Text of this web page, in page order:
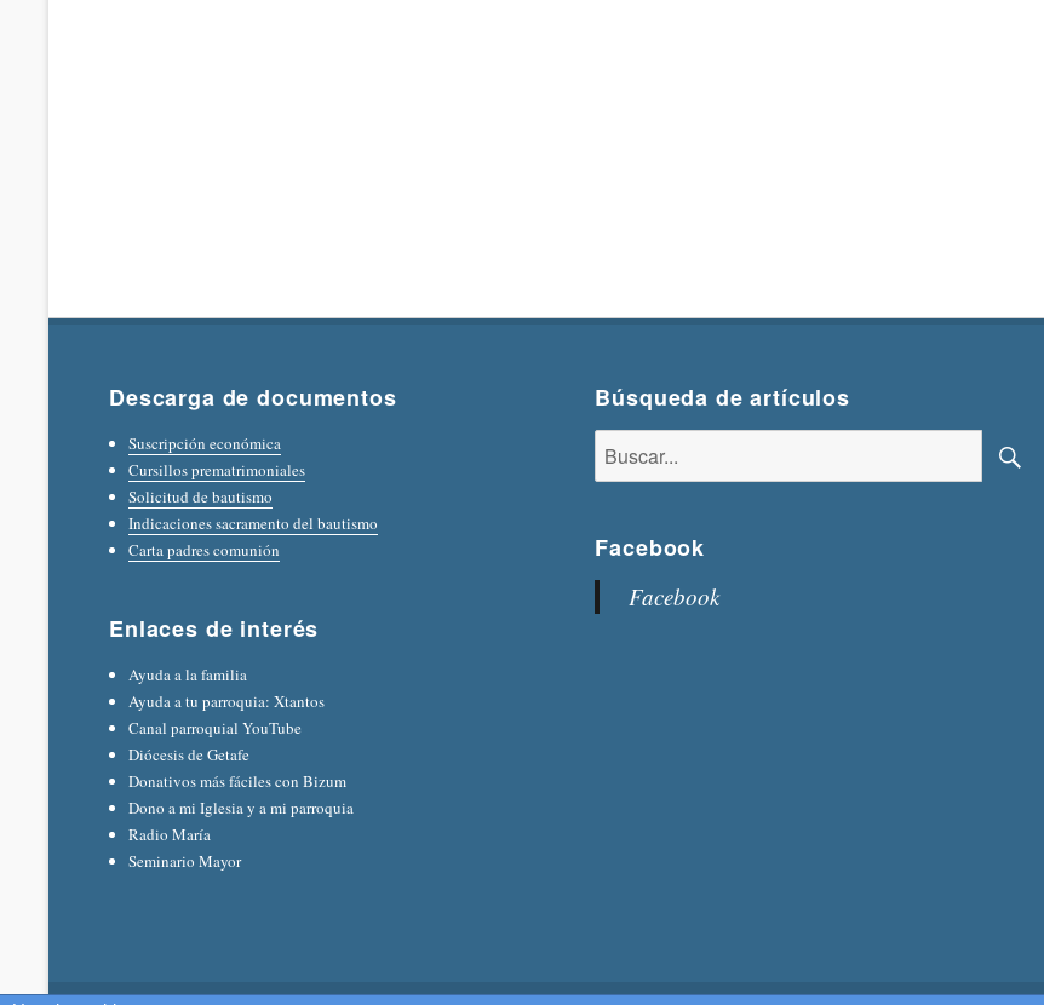
Descarga de documentos
Suscripción económica
Cursillos prematrimoniales
Solicitud de bautismo
Indicaciones sacramento del bautismo
Carta padres comunión
Enlaces de interés
Ayuda a la familia
Ayuda a tu parroquia: Xtantos
Canal parroquial YouTube
Diócesis de Getafe
Donativos más fáciles con Bizum
Dono a mi Iglesia y a mi parroquia
Radio María
Seminario Mayor
Búsqueda de artículos
Facebook
Facebook